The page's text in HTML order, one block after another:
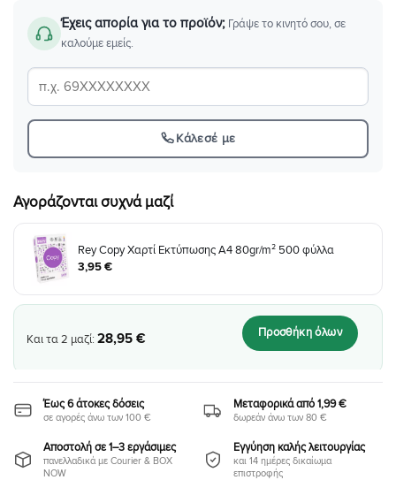
Έχεις απορία για το προϊόν; Γράψε το κινητό σου, σε
καλούμε εμείς.
Κάλεσέ με
Αγοράζονται συχνά μαζί
Rey Copy Χαρτί Εκτύπωσης A4 80gr/m² 500 φύλλα
3,95€
Και τα2 μαζί: 28,95 € Προσθήκη όλων
Έως 6 άτοκες δόσεις
σε αγορές άνω των 100 €
Μεταφορικά από 1,99 €
δωρεάν άνω των 80 €
Αποστολή σε 1–3 εργάσιμες
πανελλαδικά με Courier & BOX
NOW
Εγγύηση καλής λειτουργίας
και 14 ημέρες δικαίωμα
επιστροφής